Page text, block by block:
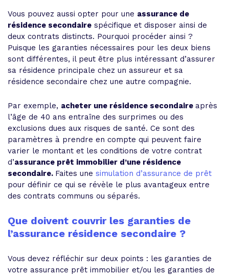
Vous pouvez aussi opter pour une assurance de
résidence secondaire spécifique et disposer ainsi de
deux contrats distincts. Pourquoi procéder ainsi ?
Puisque les garanties nécessaires pour les deux biens
sont différentes, il peut être plus intéressant d’assurer
sa résidence principale chez un assureur et sa
résidence secondaire chez une autre compagnie.
Par exemple, acheter une résidence secondaire après
l’âge de 40 ans entraîne des surprimes ou des
exclusions dues aux risques de santé. Ce sont des
paramètres à prendre en compte qui peuvent faire
varier le montant et les conditions de votre contrat
d’assurance prêt immobilier d’une résidence
secondaire. Faites une simulation d’assurance de prêt
pour définir ce qui se révèle le plus avantageux entre
des contrats communs ou séparés.
Que doivent couvrir les garanties de
l’assurance résidence secondaire ?
Vous devez réfléchir sur deux points : les garanties de
votre assurance prêt immobilier et/ou les garanties de